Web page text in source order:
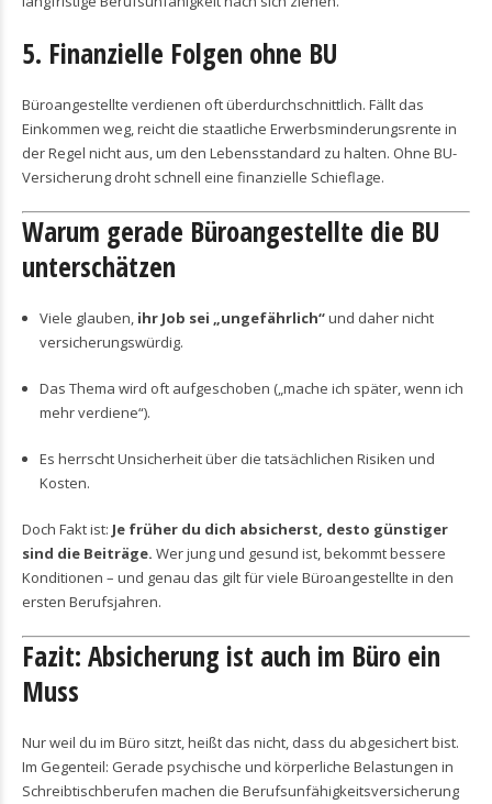
5. Finanzielle Folgen ohne BU
Büroangestellte verdienen oft überdurchschnittlich. Fällt das
Einkommen weg, reicht die staatliche Erwerbsminderungsrente in
der Regel nicht aus, um den Lebensstandard zu halten. Ohne BU-
Versicherung droht schnell eine finanzielle Schieflage.
Warum gerade Büroangestellte die BU
unterschätzen
Viele glauben, ihr Job sei „ungefährlich“und daher nicht
versicherungswürdig.
Das Thema wird oft aufgeschoben („mache ich später, wenn ich
mehr verdiene“).
Es herrscht Unsicherheit über die tatsächlichen Risiken und
Kosten.
Doch Fakt ist: Je früher du dich absicherst, desto günstiger
sind die Beiträge. Wer jung und gesund ist, bekommt bessere
Konditionen – und genau das gilt für viele Büroangestellte in den
ersten Berufsjahren.
Fazit: Absicherung ist auch im Büro ein
Muss
Nur weil du im Büro sitzt, heißt das nicht, dass du abgesichert bist.
Im Gegenteil: Gerade psychische und körperliche Belastungen in
Schreibtischberufen machen die Berufsunfähigkeitsversicherung